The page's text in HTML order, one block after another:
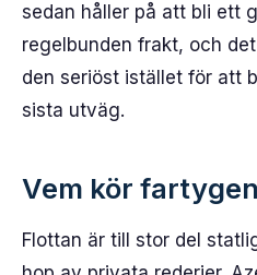
sedan håller på att bli ett
regelbunden frakt, och
den seriöst istället för att
sista utväg.
Vem kör fartygen
Flottan är till stor del